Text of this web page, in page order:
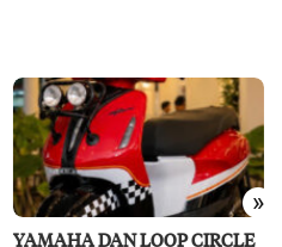
»
RS Pendidikan Untad Gelar